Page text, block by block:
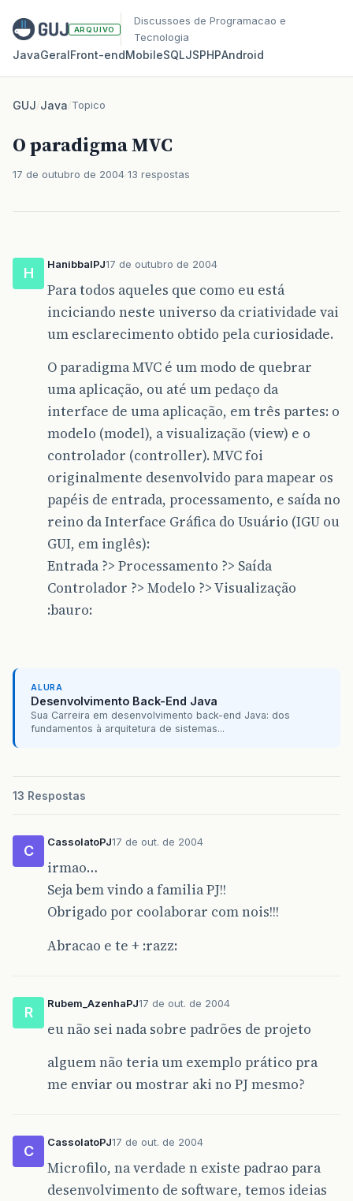
ARQUIVO
Discussoes de Programacao e
Tecnologia
JavaGeralFront‑endMobileSQLJSPHPAndroid
GUJ/Java/Topico
O paradigma MVC
17 de outubro de 2004 13 respostas
H
HanibbalPJ17 de outubro de 2004
Para todos aqueles que como eu está
inciciando neste universo da criatividade vai
um esclarecimento obtido pela curiosidade.
O paradigma MVC é um modo de quebrar
uma aplicação, ou até um pedaço da
interface de uma aplicação, em três partes: o
modelo (model), a visualização (view) e o
controlador (controller). MVC foi
originalmente desenvolvido para mapear os
papéis de entrada, processamento, e saída no
reino da Interface Gráfica do Usuário (IGU ou
GUI, em inglês):
Entrada ?> Processamento ?> Saída
Controlador ?> Modelo ?> Visualização
:bauro:
ALURA
Desenvolvimento Back-End Java
Sua Carreira em desenvolvimento back-end Java: dos
fundamentos à arquitetura de sistemas...
13 Respostas
C
CassolatoPJ17 de out. de 2004
irmao…
Seja bem vindo a familia PJ!!
Obrigado por coolaborar com nois!!!
Abracao e te + :razz:
R
Rubem_AzenhaPJ17 de out. de 2004
eu não sei nada sobre padrões de projeto
alguem não teria um exemplo prático pra
me enviar ou mostrar aki no PJ mesmo?
C
CassolatoPJ17 de out. de 2004
Microfilo, na verdade n existe padrao para
desenvolvimento de software, temos ideias